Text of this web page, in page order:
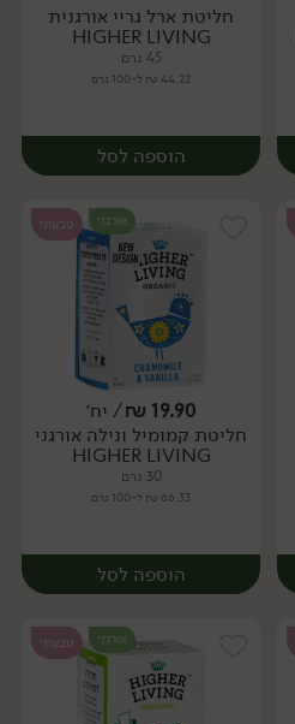
יח׳
חליטת ארל גריי אורגנית
HIGHER LIVING
45 גרם
44.22 ₪ ל-100 גרם
הוספה לסל
יח׳
אורגני טבעוני
19.90
₪/ יח׳
חליטת קמומיל ונילה אורגני
HIGHER LIVING
30 גרם
66.33 ₪ ל-100 גרם
הוספה לסל
אורגני טבעוני